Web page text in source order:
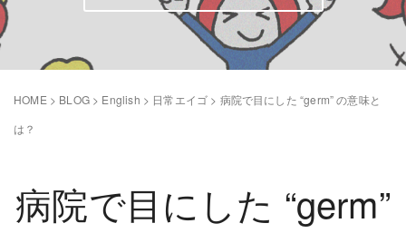
HOME > BLOG> English > 日常エイゴ > 病院で目にした “germ” の意味と
は？
病院で目にした “germ”